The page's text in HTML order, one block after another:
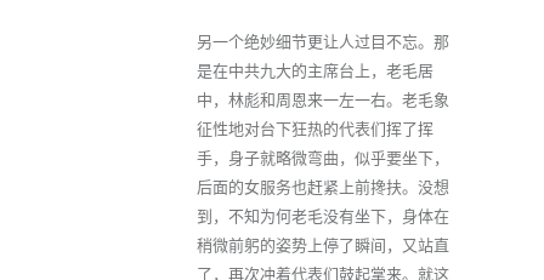
另一个绝妙细节更让人过目不忘。那
是在中共九大的主席台上，老毛居
中，林彪和周恩来一左一右。老毛象
征性地对台下狂热的代表们挥了挥
手，身子就略微弯曲，似乎要坐下，
后面的女服务也赶紧上前搀扶。没想
到，不知为何老毛没有坐下，身体在
稍微前躬的姿势上停了瞬间，又站直
了，再次冲着代表们鼓起掌来。就这